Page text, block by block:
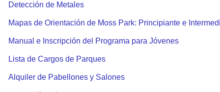
Detección de Metales
Mapas de Orientación de Moss Park: Principiante e
Manual e Inscripción del Programa para Jóvenes
Lista de Cargos de Parques
Alquiler de Pabellones y Salones